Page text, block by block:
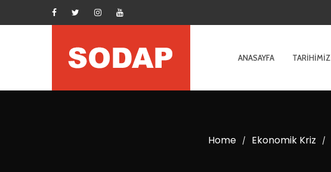
ANASAYFA TARIHIMIZ
Home / Ekonomik Kriz /